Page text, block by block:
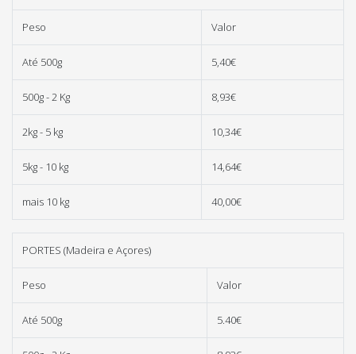
Peso Valor
Até 500g 5,40€
500g - 2 Kg 8,93€
2kg - 5 kg 10,34€
5kg - 10 kg 14,64€
mais 10 kg 40,00€
PORTES (Madeira e Açores)
Peso Valor
Até 500g 5.40€